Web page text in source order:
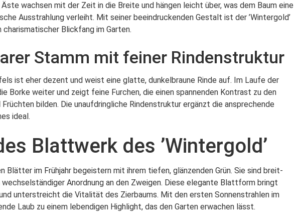
wachsen mit der Zeit in die Breite und hängen leicht über, was dem Baum eine
Ausstrahlung verleiht. Mit seiner beeindruckenden Gestalt ist der ’Wintergold’
charismatischer Blickfang im Garten.
Stamm mit feiner Rindenstruktur
ist eher dezent und weist eine glatte, dunkelbraune Rinde auf. Im Laufe der
Borke weiter und zeigt feine Furchen, die einen spannenden Kontrast zu den
bilden. Die unaufdringliche Rindenstruktur ergänzt die ansprechende
ideal.
Blattwerk des ’Wintergold’
Blätter im Frühjahr begeistern mit ihrem tiefen, glänzenden Grün. Sie sind breit-
Anordnung an den Zweigen. Diese elegante Blattform bringt
unterstreicht die Vitalität des Zierbaums. Mit den ersten Sonnenstrahlen im
Laub zu einem lebendigen Highlight, das den Garten erwachen lässt.